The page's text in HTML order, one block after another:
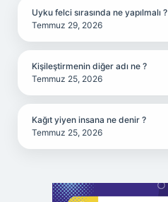
Uyku felci sırasında ne yapılmalı ?
Temmuz 29, 2026
Kişileştirmenin diğer adı ne ?
Temmuz 25, 2026
Kağıt yiyen insana ne denir ?
Temmuz 25, 2026